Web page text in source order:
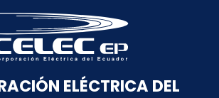
de herramientas
ELÉCTRICA DEL